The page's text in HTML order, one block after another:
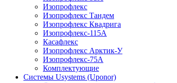
Изопрофлекс
Изопрофлекс Тандем
Изопрофлекс Квадрига
Изопрофлекс-115А
Касафлекс
Изопрофлекс Арктик-У
Изопрофлекс-75А
Комплектующие
Системы Usystems (Uponor)